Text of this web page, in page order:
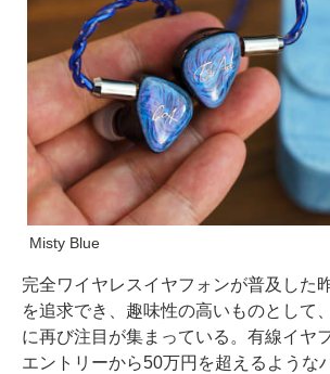
Misty Blue
完全ワイヤレスイヤフォンが普及した
を追求でき、趣味性の高いものとして
に再び注目が集まっている。有線イヤ
エントリーから50万円を超えるような